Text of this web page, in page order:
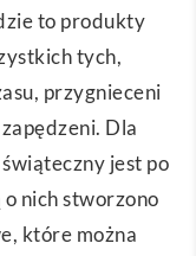
to produkty
tych,
przygnieceni
Dla
jest po
nich stworzono
które można